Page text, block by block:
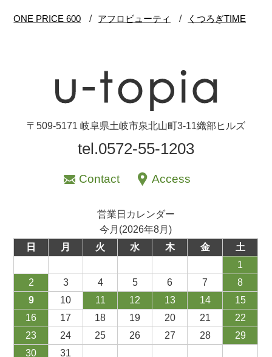
〒509-5171 岐阜県土岐市泉北山町3-11織部ヒルズ
tel.0572-55-1203
Contact Access
営業日カレンダー
今月(2026年8月)
日
月 火 水 木 金
土
1
2
3 4 5 6 7
8
9
10 11 12 13 14
15
16
17 18 19 20 21
22
23
24 25 26 27 28
29
30
31